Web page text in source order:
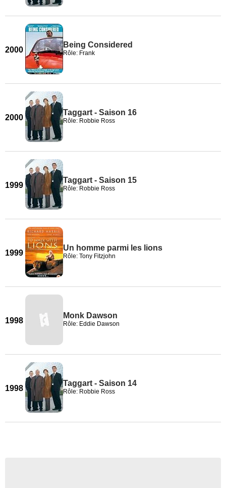
2000
Being Considered
Rôle: Frank
2000
Taggart - Saison 16
Rôle: Robbie Ross
1999
Taggart - Saison 15
Rôle: Robbie Ross
1999
Un homme parmi les lions
Rôle: Tony Fitzjohn
1998
Monk Dawson
Rôle: Eddie Dawson
1998
Taggart - Saison 14
Rôle: Robbie Ross